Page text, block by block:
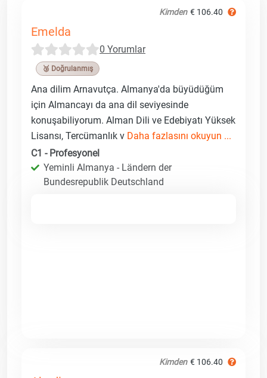
Kimden € 106.40
Emelda
0 Yorumlar
🥉 Doğrulanmış
Ana dilim Arnavutça. Almanya'da büyüdüğüm
için Almancayı da ana dil seviyesinde
konuşabiliyorum. Alman Dili ve Edebiyatı Yüksek
Lisansı, Tercümanlık v Daha fazlasını okuyun ...
C1 - Profesyonel
Yeminli Almanya - Ländern der
Bundesrepublik Deutschland
Kimden € 106.40